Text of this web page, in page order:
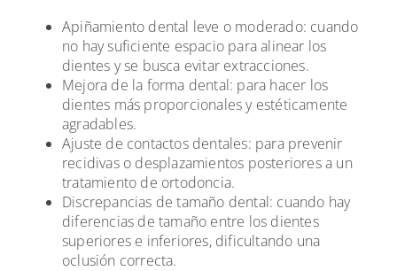
Apiñamiento dental leve o moderado: cuando
no hay suficiente espacio para alinear los
dientes y se busca evitar extracciones.
Mejora de la forma dental: para hacer los
dientes más proporcionales y estéticamente
agradables.
Ajuste de contactos dentales: para prevenir
recidivas o desplazamientos posteriores a un
tratamiento de ortodoncia.
Discrepancias de tamaño dental: cuando hay
diferencias de tamaño entre los dientes
superiores e inferiores, dificultando una
oclusión correcta.